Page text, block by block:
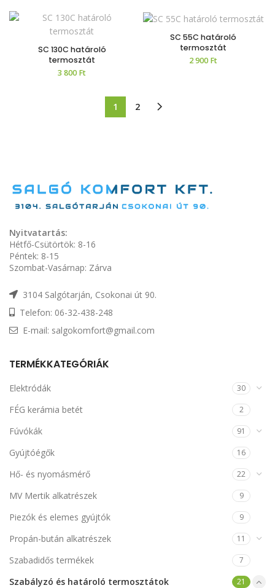
SC 130C határoló
termosztát
3 800Ft
SC 55C határoló
termosztát
2 900Ft
1 2
Nyitvatartás:
Hétfő-Csütörtök: 8-16
Péntek: 8-15
Szombat-Vasárnap: Zárva
3104 Salgótarján, Csokonai út 90.
Telefon: 06-32-438-248
E-mail: salgokomfort@gmail.com
TERMÉKKATEGÓRIÁK
Elektródák 30
FÉG kerámia betét 2
Fúvókák 91
Gyújtóégők 16
Hő- és nyomásmérő 22
MV Mertik alkatrészek 9
Piezók és elemes gyújtók 9
Propán-bután alkatrészek 11
Szabadidős termékek 7
Szabályzó és határoló termosztátok 21